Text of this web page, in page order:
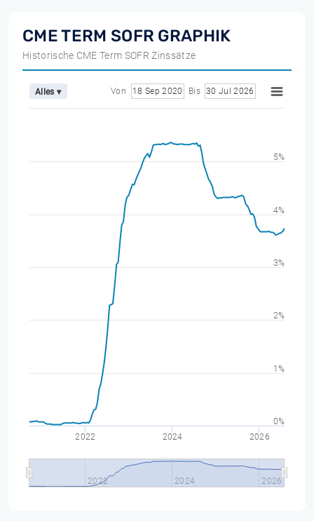
CME TERM SOFR GRAPHIK
Historische CME Term SOFR Zinssätze
Alles ▾ Von 18 Sep 2020 Bis 30 Jul 2026
2022 2024 2026
2022 2024 2026
0%
1%
2%
3%
4%
5%